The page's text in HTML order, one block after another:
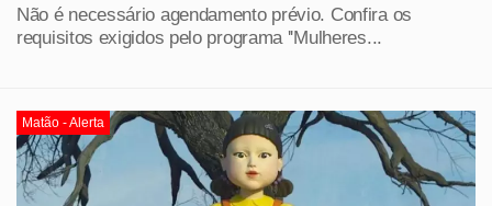
Não é necessário agendamento prévio. Confira os
requisitos exigidos pelo programa ''Mulheres...
Matão - Alerta